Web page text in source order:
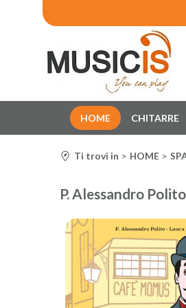
HOME CHITARRE
Ti trovi in HOME
P. Alessandro